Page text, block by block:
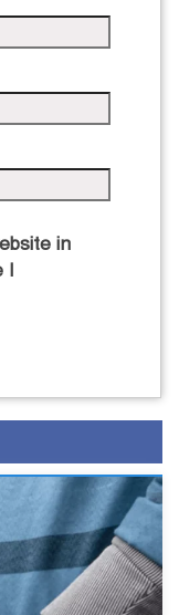
in
I